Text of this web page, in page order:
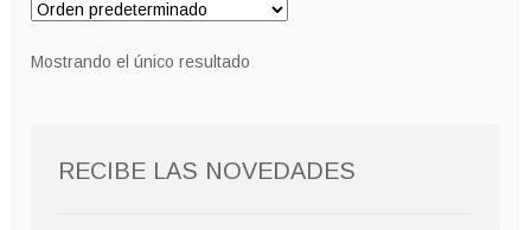
Mostrando el único resultado
RECIBE LAS NOVEDADES